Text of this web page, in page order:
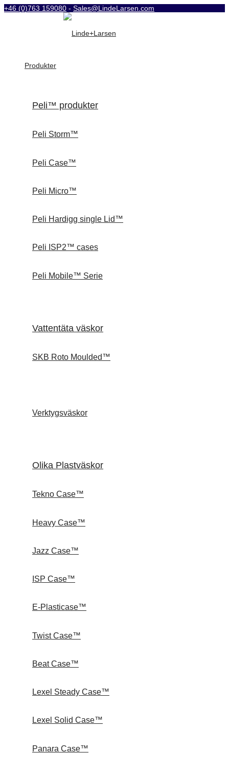
+46 (0)763 159080 - Sales@LindeLarsen.com
Produkter
Peli™ produkter
Peli Storm™
Peli Case™
Peli Micro™
Peli Hardigg single Lid™
Peli ISP2™ cases
Peli Mobile™ Serie
Vattentäta väskor
SKB Roto Moulded™
Verktygsväskor
Olika Plastväskor
Tekno Case™
Heavy Case™
Jazz Case™
ISP Case™
E-Plasticase™
Twist Case™
Beat Case™
Lexel Steady Case™
Lexel Solid Case™
Panara Case™